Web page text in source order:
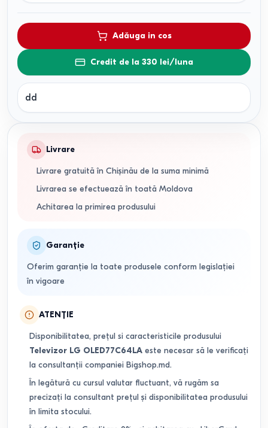
Adăuga in cos
Credit de la 330 lei/luna
dd
Livrare
Livrare gratuită în Chișinău de la suma minimă
Livrarea se efectuează în toată Moldova
Achitarea la primirea produsului
Garanție
Oferim garanție la toate produsele conform legislației
în vigoare
ATENȚIE
Disponibilitatea, prețul si caracteristicile produsului
Televizor LG OLED77C64LA este necesar să le verificați
la consultanții companiei Bigshop.md.
În legătură cu cursul valutar fluctuant, vă rugăm sa
precizați la consultant prețul și disponibilitatea produsului
în limita stocului.